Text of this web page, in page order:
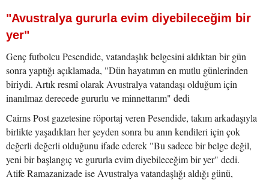
"Avustralya gururla evim diyebileceğim bir
yer"
Genç futbolcu Pesendide, vatandaşlık belgesini aldıktan bir gün
sonra yaptığı açıklamada, "Dün hayatımın en mutlu günlerinden
biriydi. Artık resmî olarak Avustralya vatandaşı olduğum için
inanılmaz derecede gururlu ve minnettarım" dedi
Cairns Post gazetesine röportaj veren Pesendide, takım arkadaşıyla
birlikte yaşadıkları her şeyden sonra bu anın kendileri için çok
değerli değerli olduğunu ifade ederek "Bu sadece bir belge değil,
yeni bir başlangıç ve gururla evim diyebileceğim bir yer" dedi.
Atife Ramazanizade ise Avustralya vatandaşlığı aldığı günü,